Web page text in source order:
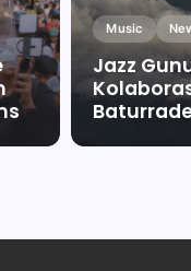
Music
Jazz
By Falah